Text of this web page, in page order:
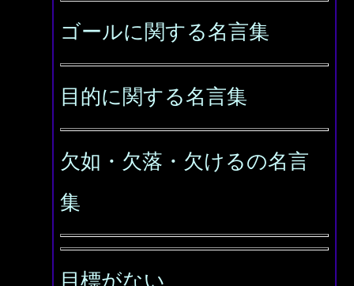
ゴールに関する名言集
目的に関する名言集
欠如・欠落・欠けるの名言
集
目標がない